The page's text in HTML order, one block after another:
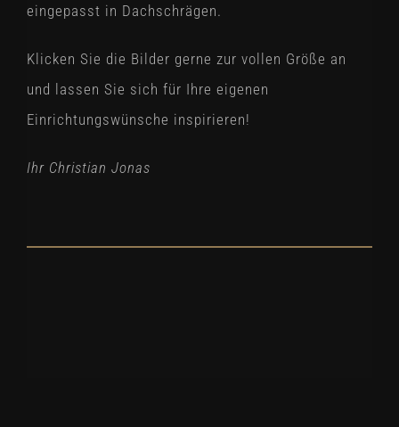
eingepasst in Dachschrägen.
Klicken Sie die Bilder gerne zur vollen Größe an
und lassen Sie sich für Ihre eigenen
Einrichtungswünsche inspirieren!
Ihr Christian Jonas